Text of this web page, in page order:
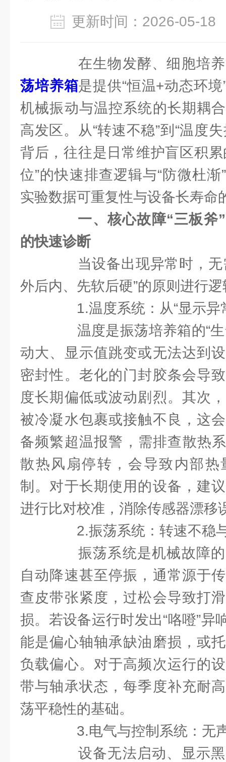
更新时间：2026-05-
在生物发酵、细胞培养
荡培养箱是提供“恒温+动态环
机械振动与温控系统的长期耦
高发区。从“转速不稳”到“温度
背后，往往是日常维护盲区积
位”的快速排查逻辑与“防微杜
实验数据可重复性与设备长寿命
一、核心故障“三板斧
的快速诊断
当设备出现异常时，无
外后内、先软后硬”的原则进行
1.温度系统：从“显示异
温度是振荡培养箱的“生
动大、显示值跳变或无法达到
密封性。老化的门封胶条会导
度长期偏低或波动剧烈。其次
被冷凝水包裹或接触不良，这
备频繁超温报警，需排查散热
散热风扇停转，会导致内部热
制。对于长期使用的设备，建
进行比对校准，消除传感器漂移
2.振荡系统：转速不稳
振荡系统是机械故障的
自动降速甚至停振，通常源于
查皮带张紧度，过松会导致打
损。若设备运行时发出“咯噔”异
能是偏心轴轴承缺油磨损，或
负载偏心。对于高频次运行的
带与轴承状态，每季度补充耐
荡平稳性的基础。
3.电气与控制系统：无
设备无法启动、显示黑